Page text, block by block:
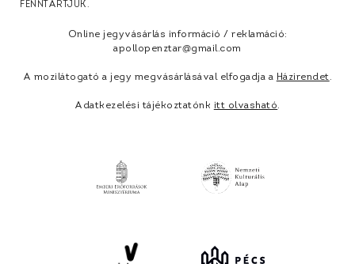
FENNTARTJUK.
Online jegyvásárlás információ / reklamáció:
apollopenztar@gmail.com
A mozilátogató a jegy megvásárlásával elfogadja a Házirendet.
Adatkezelési tájékoztatónk itt olvasható.